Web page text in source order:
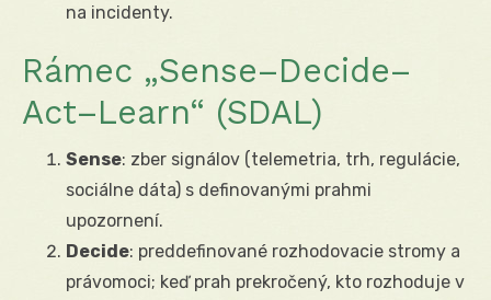
na incidenty.
Rámec „Sense–Decide–
Act–Learn“ (SDAL)
Sense: zber signálov (telemetria, trh, regulácie,
sociálne dáta) s definovanými prahmi
upozornení.
Decide: preddefinované rozhodovacie stromy a
právomoci; keď prah prekročený, kto rozhoduje v